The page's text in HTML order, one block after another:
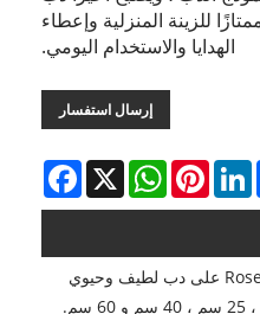
للزينة المنزلية وإعطاء
الهدايا والاستخدام اليومي.
إرسال استفسار
Facebook X
WhatsAppPinterestLinkedIn
غالبًا ما يعتمد تصميم صور Rose Bear على دب لطيف وحيوي
وجميل. هناك ثلاثة أحجام رئيسية ، 25 سم ، 40 سم و 60 سم.